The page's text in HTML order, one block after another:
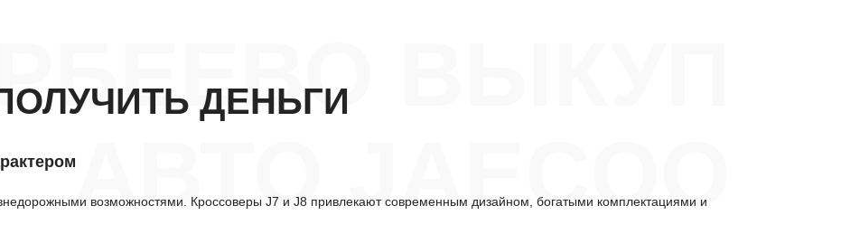
ВЫКУП
АВТО JAECOO
ДЕНЬГИ
возможностями. Кроссоверы J7 и J8 привлекают современным дизайном, богатыми комплектациями и